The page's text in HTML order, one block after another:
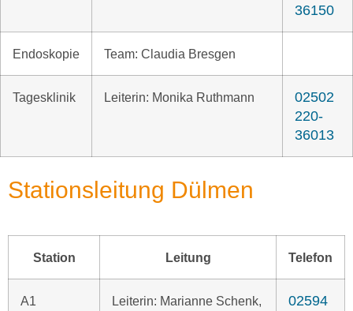
36150
Endoskopie Team: Claudia Bresgen
Tagesklinik Leiterin: Monika Ruthmann
02502
220-
36013
Stationsleitung Dülmen
Station Leitung Telefon
A1
Leiterin: Marianne Schenk,
02594